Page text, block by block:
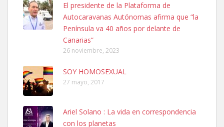
Ninfa perdida
El día 5 se los perdió una ninfa papillera, asustada tiene miedo a la
calle, se perdió por la zon...
Leales.org » Gran Canaria
Adopcion
El presidente de la Plataforma de
Autocaravanas Autónomas afirma que “la
Península va 40 años por delante de
Canarias”
26 noviembre, 2023
SOY HOMOSEXUAL
27 mayo, 2017
Ariel Solano : La vida en correspondencia
con los planetas